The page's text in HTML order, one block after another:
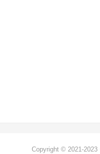
Copyright © 2021-2023